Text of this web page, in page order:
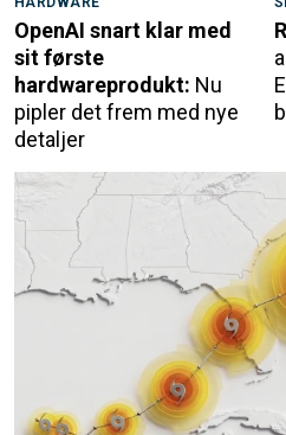
OpenAI snart klar med
sit første
hardwareprodukt: Nu
pipler det frem med nye
detaljer